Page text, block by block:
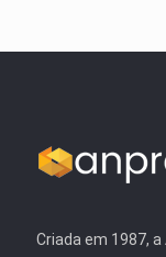
Criada em 1987,